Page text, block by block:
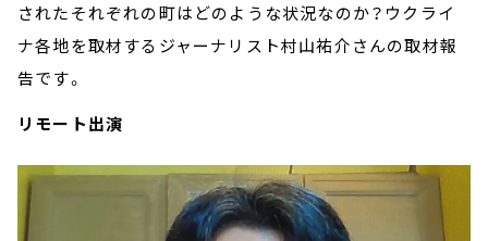
されたそれぞれの町はどのような状況なのか？ウクライ
ナ各地を取材するジャーナリスト村山祐介さんの取材報
告です。
リモート出演